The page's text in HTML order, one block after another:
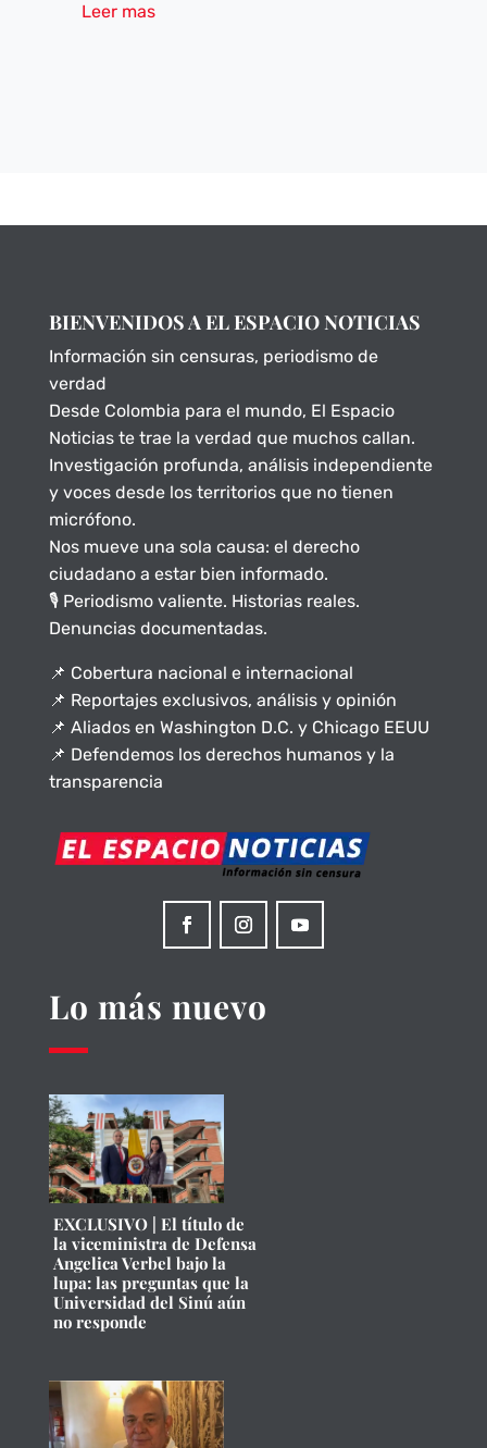
Leer mas
BIENVENIDOS A EL ESPACIO NOTICIAS
Información sin censuras, periodismo de
verdad
Desde Colombia para el mundo, El Espacio
Noticias te trae la verdad que muchos callan.
Investigación profunda, análisis independiente
y voces desde los territorios que no tienen
micrófono.
Nos mueve una sola causa: el derecho
ciudadano a estar bien informado.
🎙️ Periodismo valiente. Historias reales.
Denuncias documentadas.
📌 Cobertura nacional e internacional
📌 Reportajes exclusivos, análisis y opinión
📌 Aliados en Washington D.C. y Chicago EEUU
📌 Defendemos los derechos humanos y la
transparencia
Lo más nuevo
EXCLUSIVO | El título de
la viceministra de Defensa
Angelica Verbel bajo la
lupa: las preguntas que la
Universidad del Sinú aún
no responde